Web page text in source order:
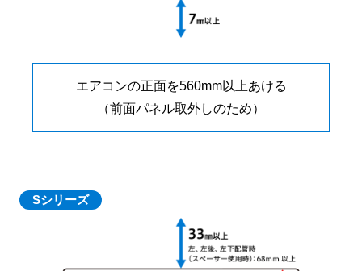
エアコンの正面を560mm以上あける
（前面パネル取外しのため）
Sシリーズ